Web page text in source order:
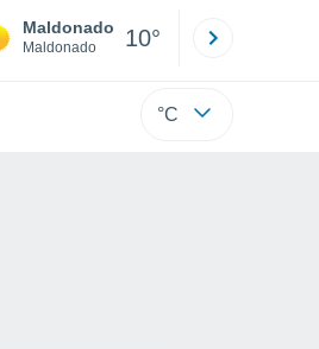
Maldonado
Maldonado 10°
°C